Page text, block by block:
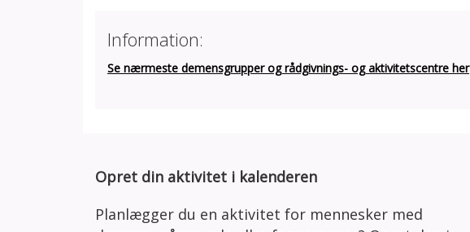
Information:
Se nærmeste demensgrupper og rådgivnings- og aktivitetscentre her
Opret din aktivitet i kalenderen
Planlægger du en aktivitet for mennesker med